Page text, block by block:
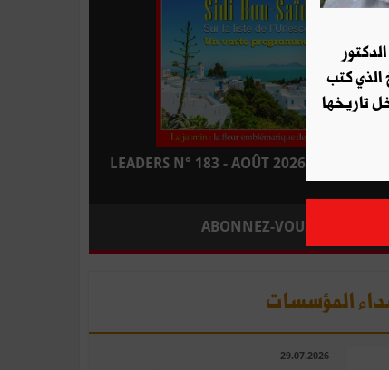
LEADERS N° 183 - AOÛT 2026 : EN
ABONNEZ-VOUS
المؤسسات
29.07.2026
الذي كتب
تاريخها